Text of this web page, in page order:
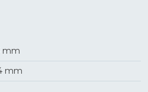
mm
mm